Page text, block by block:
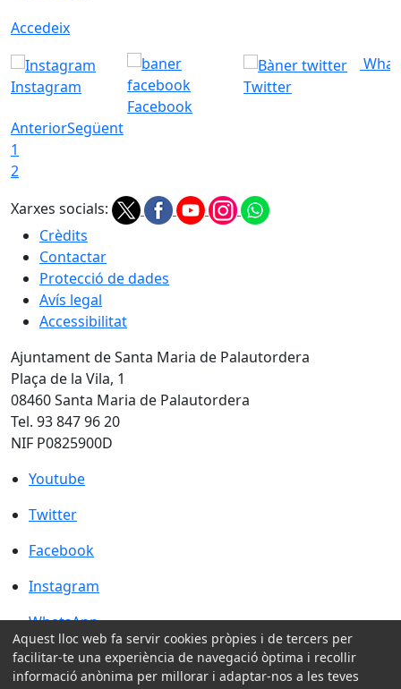
Accedeix
Instagram
Facebook
Twitter
AnteriorSegüent
1
2
Xarxes socials:
Crèdits
Contactar
Protecció de dades
Avís legal
Accessibilitat
Ajuntament de Santa Maria de Palautordera
Plaça de la Vila, 1
08460 Santa Maria de Palautordera
Tel. 93 847 96 20
NIF P0825900D
Youtube
Youtube
Twitter
Twitter
Facebook
Facebook
Instagram
Instagram
WhatsApp
WhatsApp
Amb la col·laboració de:
Aquest lloc web fa servir cookies pròpies i de tercers per
facilitar-te una experiència de navegació òptima i recollir
informació anònima per millorar i adaptar-nos a les teves